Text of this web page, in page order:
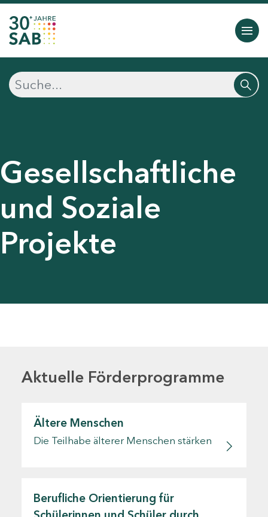
Gesellschaftliche
und Soziale
Projekte
Aktuelle Förderprogramme
Ältere Menschen
Die Teilhabe älterer Menschen stärken
Berufliche Orientierung für